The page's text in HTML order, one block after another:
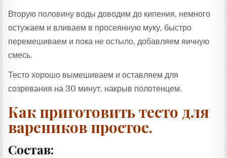
Вторую половину воды доводим до кипения, немного
остужаем и вливаем в просеянную муку, быстро
перемешиваем и пока не остыло, добавляем яичную
смесь.
Тесто хорошо вымешиваем и оставляем для
созревания на 30 минут, накрыв полотенцем.
Как приготовить тесто для
вареников простое.
Состав: